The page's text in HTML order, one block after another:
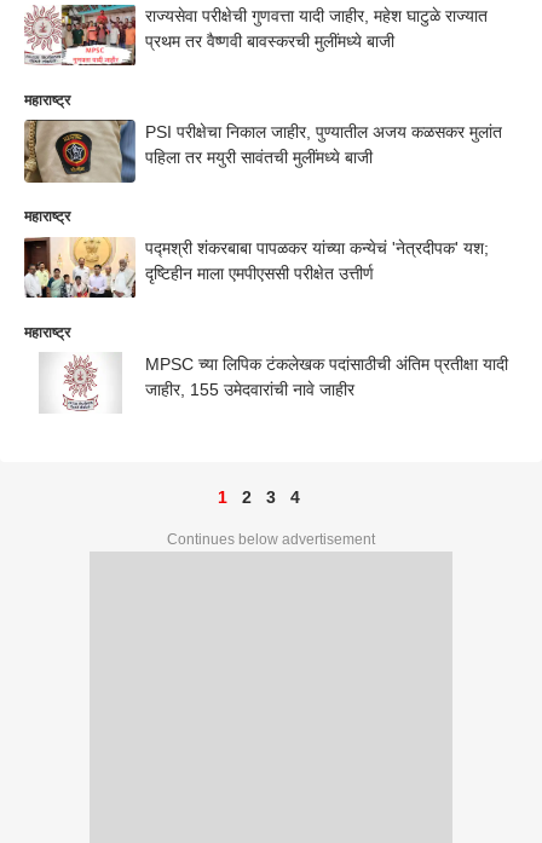
राज्यसेवा परीक्षेची गुणवत्ता यादी जाहीर, महेश घाटुळे राज्यात
प्रथम तर वैष्णवी बावस्करची मुलींमध्ये बाजी
महाराष्ट्र
PSI परीक्षेचा निकाल जाहीर, पुण्यातील अजय कळसकर मुलांत
पहिला तर मयुरी सावंतची मुलींमध्ये बाजी
महाराष्ट्र
पद्मश्री शंकरबाबा पापळकर यांच्या कन्येचं 'नेत्रदीपक' यश;
दृष्टिहीन माला एमपीएससी परीक्षेत उत्तीर्ण
महाराष्ट्र
MPSC च्या लिपिक टंकलेखक पदांसाठीची अंतिम प्रतीक्षा यादी
जाहीर, 155 उमेदवारांची नावे जाहीर
1 2 3 4
Continues below advertisement